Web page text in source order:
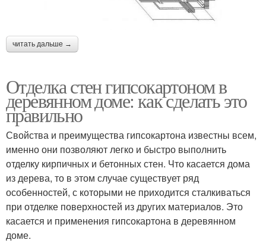
читать дальше →
Отделка стен гипсокартоном в
деревянном доме: как сделать это
правильно
Свойства и преимущества гипсокартона известны всем,
именно они позволяют легко и быстро выполнить
отделку кирпичных и бетонных стен. Что касается дома
из дерева, то в этом случае существует ряд
особенностей, с которыми не приходится сталкиваться
при отделке поверхностей из других материалов. Это
касается и применения гипсокартона в деревянном
доме.